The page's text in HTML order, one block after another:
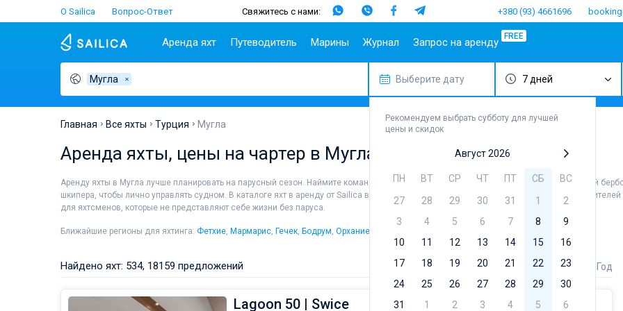
О Sailica Вопрос-Ответ Свяжитесь с нами: +380 (93) 4661696
Аренда яхт
страны
Греция
Италия
Испания
Франция
Британские Виргинские
Мартиника
направления
Задар
Сицилия
Ибица
Лефкас
Популярные
марины
Алимос Марина
Марина Далмация
Марина Баотич
Марина Мандалина
Марина Корнати
Марина Каштела
Дубровник
Марина Веруда
бренды
Fountaine
Путеводитель
Дубровник
Сплит
Лаврион
Испания
Ибица
Майорка
Португалия
Мадейра
Италия
Неаполь
Сардиния
Сицилия
Марины Журнал Запрос на аренду FREE
Мугла Выберите дату
Рекомендуем выбрать субботу для лучшей
цены и скидок
Август 2026
ПН ВТ СР ЧТ ПТ СБ
ВС
27
28 29 30 31 1
2
3
4 5 6 7 8
9
10
11 12 13 14 15
16
17
18 19 20 21 22
23
24
25 26 27 28 29
30
31
1 2 3 4 5 6
7 дней
Главная Все яхты Турция Мугла
Аренда яхты, цены на чартер в Мугла
Аренду яхты в Мугла лучше планировать на парусный сезон. Наймите команду (шкипера/хостес/повара) или воспользуйтесь услугой
шкипера, чтобы лично управлять судном. В каталоге яхт в аренду от Sailica вы найдете 534 предложений в Мугла от 1€, как для любителей
для яхтсменов, которые не представляют себе жизни без паруса.
Ближайшие регионы для яхтинга: Фетхие, Мармарис, Гечек, Бодрум, Орхание
Найдено яхт: 534, 18159 предложений Стоимость Длина Год
Lagoon 50 | Swice